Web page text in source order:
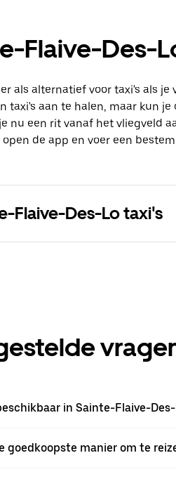
Flaive-Des-
als alternatief voor taxi's als
taxi's aan te halen, maar kun
nu een rit vanaf het vliegveld
de app en voer een
Flaive-Des-Lo taxi's
in Sainte-Flaive-Des-
goedkoopste manier om te